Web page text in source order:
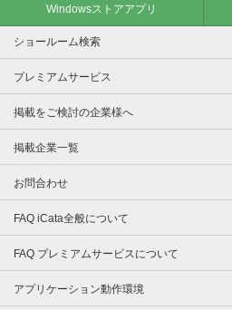
Windowsストアアプリ
ショールーム検索
プレミアムサービス
掲載をご検討の企業様へ
掲載企業一覧
お問合わせ
FAQ iCata全般について
FAQ プレミアムサービスについて
アプリケーション動作環境